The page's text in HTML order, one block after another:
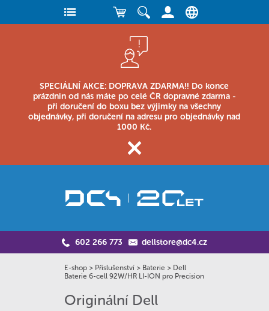
SPECIÁLNÍ AKCE: DOPRAVA ZDARMA!! Do konce
prázdnin od nás máte po celé ČR dopravné zdarma -
při doručení do boxu bez výjimky na všechny
objednávky, při doručení na adresu pro objednávky nad
1000 Kč.
602 266 773 dellstore@dc4.cz
E-shop > Příslušenství > Baterie > Dell
Baterie 6-cell 92W/HR LI-ION pro Precision
Originální Dell